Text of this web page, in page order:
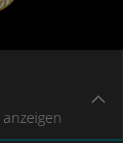
anzeigen